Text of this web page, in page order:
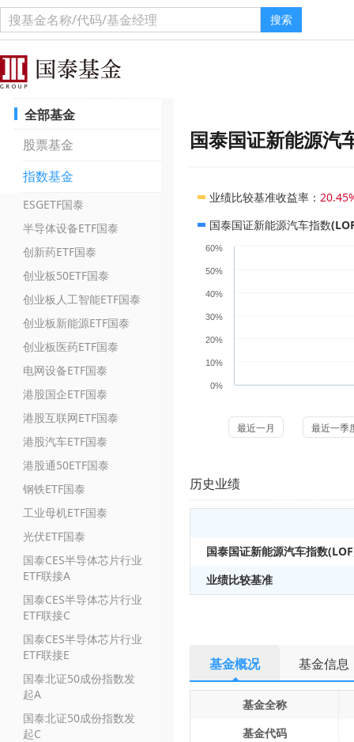
搜索
全部基金
股票基金
指数基金
ESGETF国泰
半导体设备ETF国泰
创新药ETF国泰
创业板50ETF国泰
创业板人工智能ETF国泰
创业板新能源ETF国泰
创业板医药ETF国泰
电网设备ETF国泰
港股国企ETF国泰
港股互联网ETF国泰
港股汽车ETF国泰
港股通50ETF国泰
钢铁ETF国泰
工业母机ETF国泰
光伏ETF国泰
国泰CES半导体芯片行业
ETF联接A
国泰CES半导体芯片行业
ETF联接C
国泰CES半导体芯片行业
ETF联接E
国泰北证50成份指数发
起A
国泰北证50成份指数发
起C
国泰国证新能源汽
业绩比较基准收益率 ：
国泰国证新能源汽车指数
0%
10%
20%
30%
40%
50%
60%
最近一月 最近一季
历史业绩
国泰国证新能源汽车指数
业绩比较基准
基金概况 基金信息
基金全称
基金代码